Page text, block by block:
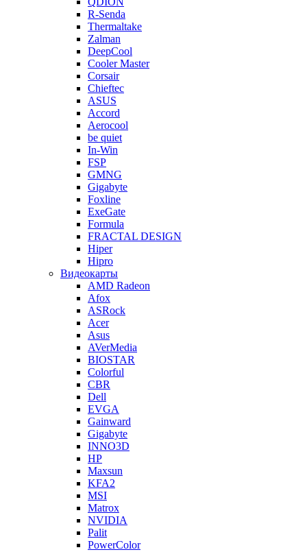
R-Senda
Thermaltake
Zalman
DeepCool
Cooler Master
Corsair
Chieftec
ASUS
Accord
Aerocool
be quiet
In-Win
FSP
GMNG
Gigabyte
Foxline
ExeGate
Formula
FRACTAL DESIGN
Hiper
Hipro
Видеокарты
AMD Radeon
Afox
ASRock
Acer
Asus
AVerMedia
BIOSTAR
Colorful
CBR
Dell
EVGA
Gainward
Gigabyte
INNO3D
HP
Maxsun
KFA2
MSI
Matrox
NVIDIA
Palit
PowerColor